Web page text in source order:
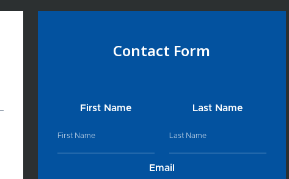
Contact Form
First Name Last Name
Email